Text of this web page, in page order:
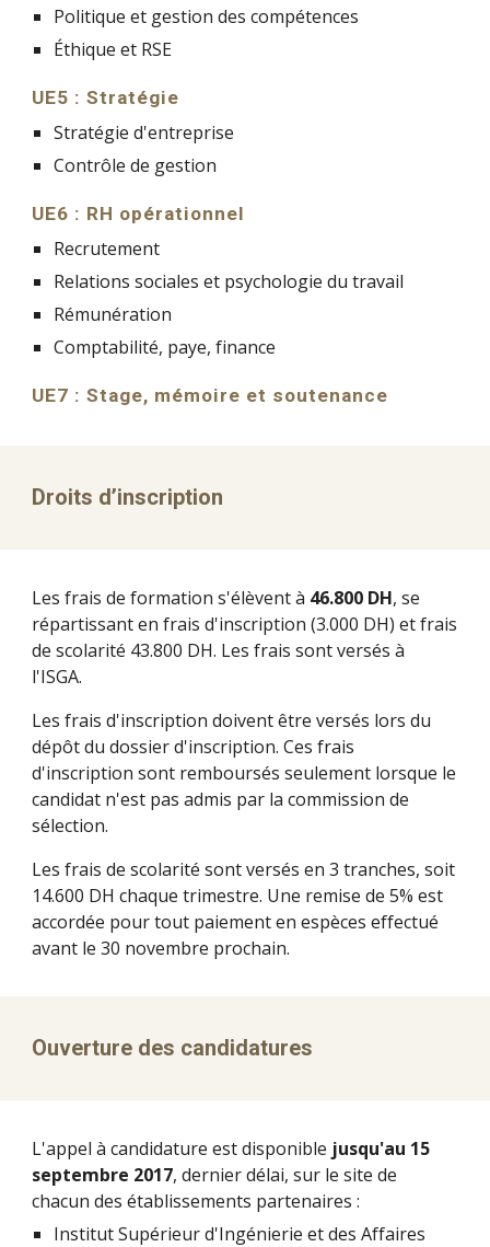
Politique et gestion des compétences
Éthique et RSE
UE5 : Stratégie
Stratégie d'entreprise
Contrôle de gestion
UE6 : RH opérationnel
Recrutement
Relations sociales et psychologie du travail
Rémunération
Comptabilité, paye, finance
UE7 : Stage, mémoire et soutenance
Droits d’inscription
Les frais de formation s'élèvent à 46.800 DH, se
répartissant en frais d'inscription (3.000 DH) et frais
de scolarité 43.800 DH. Les frais sont versés à
l'ISGA.
Les frais d'inscription doivent être versés lors du
dépôt du dossier d'inscription. Ces frais
d'inscription sont remboursés seulement lorsque le
candidat n'est pas admis par la commission de
sélection.
Les frais de scolarité sont versés en 3 tranches, soit
14.600 DH chaque trimestre. Une remise de 5% est
accordée pour tout paiement en espèces effectué
avant le 30 novembre prochain.
Ouverture des candidatures
L'appel à candidature est disponible jusqu'au 15
septembre 2017, dernier délai, sur le site de
chacun des établissements partenaires :
Institut Supérieur d'Ingénierie et des Affaires